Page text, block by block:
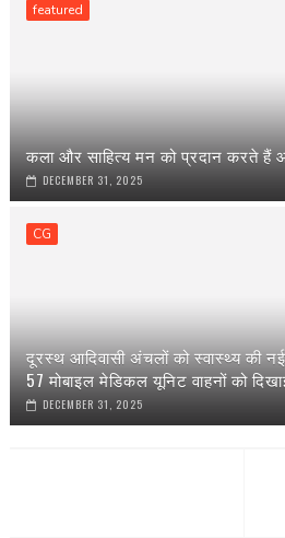
featured
कला और साहित्य मन को प्रदान करते हैं
DECEMBER 31, 2025
CG
दूरस्थ आदिवासी अंचलों को स्वास्थ्य की
57 मोबाइल मेडिकल यूनिट वाहनों को
DECEMBER 31, 2025